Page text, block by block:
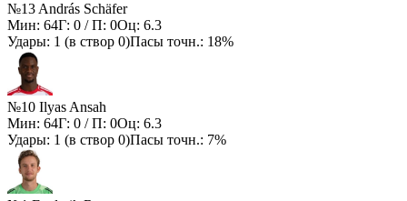
№13 András Schäfer
Мин: 64Г: 0 / П: 0Оц: 6.3
Удары: 1 (в створ 0)Пасы точн.: 18%
№10 Ilyas Ansah
Мин: 64Г: 0 / П: 0Оц: 6.3
Удары: 1 (в створ 0)Пасы точн.: 7%